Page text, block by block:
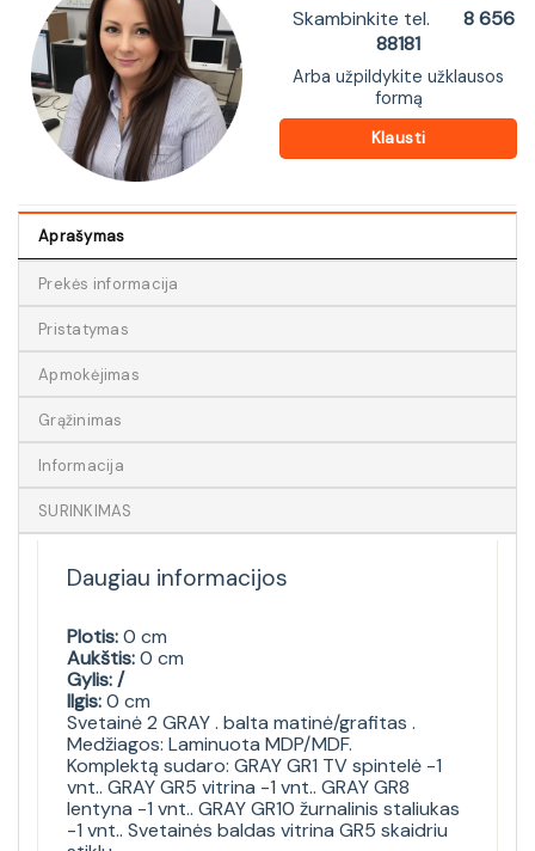
Skambinkite tel.
8 656
88181
Arba užpildykite užklausos
formą
Klausti
Aprašymas
Prekės informacija
Pristatymas
Apmokėjimas
Grąžinimas
Informacija
SURINKIMAS
Daugiau informacijos
Plotis:0 cm
Aukštis:0 cm
Gylis: /
Ilgis:0 cm
Svetainė 2 GRAY . balta matinė/grafitas .
Medžiagos: Laminuota MDP/MDF.
Komplektą sudaro: GRAY GR1 TV spintelė -1
vnt.. GRAY GR5 vitrina -1 vnt.. GRAY GR8
lentyna -1 vnt.. GRAY GR10 žurnalinis staliukas
-1 vnt.. Svetainės baldas vitrina GR5 skaidriu